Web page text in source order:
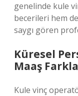
genelinde kule
becerileri hem
saygı gören
Küresel
Maaş
Kule vinç